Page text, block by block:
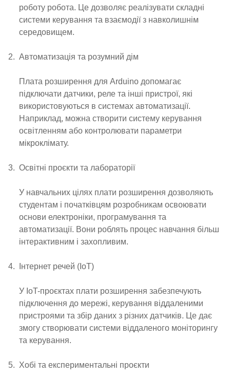
роботу робота. Це дозволяє реалізувати складні
системи керування та взаємодії з навколишнім
середовищем.
Автоматизація та розумний дім
Плата розширення для Arduino допомагає
підключати датчики, реле та інші пристрої, які
використовуються в системах автоматизації.
Наприклад, можна створити систему керування
освітленням або контролювати параметри
мікроклімату.
Освітні проєкти та лабораторії
У навчальних цілях плати розширення дозволяють
студентам і початківцям розробникам освоювати
основи електроніки, програмування та
автоматизації. Вони роблять процес навчання більш
інтерактивним і захопливим.
Інтернет речей (IoT)
У IoT-проєктах плати розширення забезпечують
підключення до мережі, керування віддаленими
пристроями та збір даних з різних датчиків. Це дає
змогу створювати системи віддаленого моніторингу
та керування.
Хобі та експериментальні проєкти